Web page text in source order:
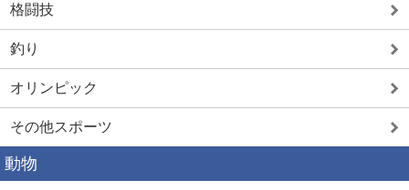
格闘技
釣り
オリンピック
その他スポーツ
動物